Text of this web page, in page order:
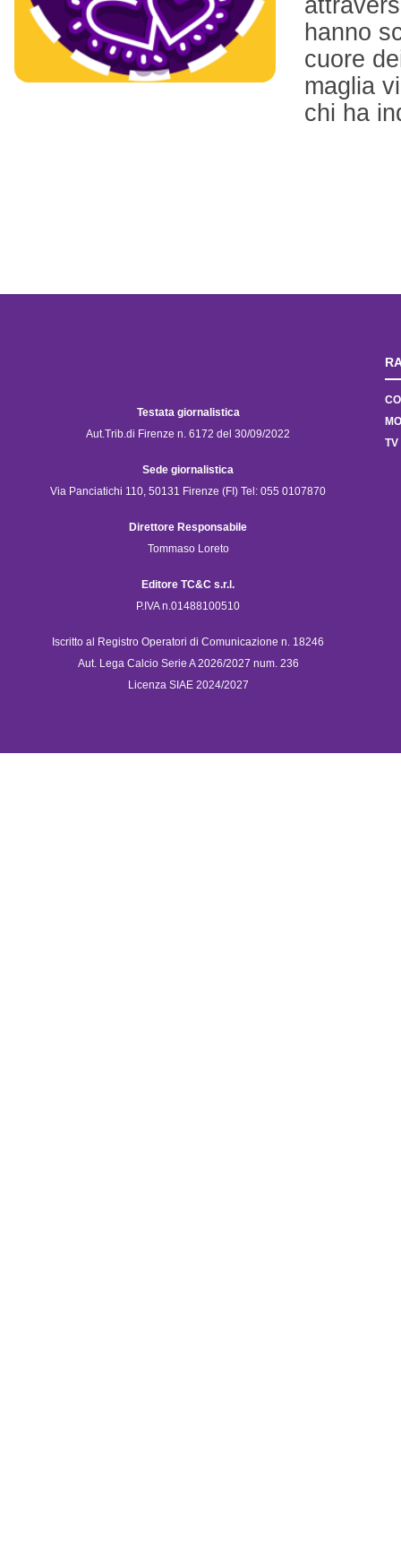
hanno
cuore
maglia
chi ha
Testata giornalistica
Aut.Trib.di Firenze n. 6172 del 30/09/2022
Sede giornalistica
Via Panciatichi 110, 50131 Firenze (FI) Tel: 055 0107870
Direttore Responsabile
Tommaso Loreto
Editore TC&C s.r.l.
P.IVA n.01488100510
Iscritto al Registro Operatori di Comunicazione n. 18246
Aut. Lega Calcio Serie A 2026/2027 num. 236
Licenza SIAE 2024/2027
TV